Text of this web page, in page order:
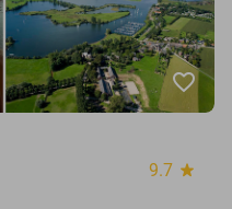
favorite_border
9.7 star